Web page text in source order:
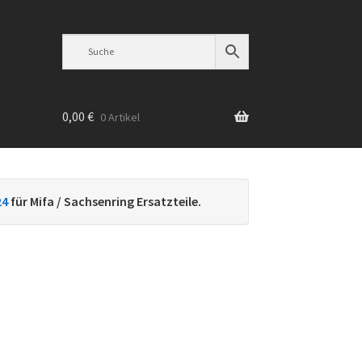
0,00 € 0 Artikel
für Mifa / Sachsenring Ersatzteile.